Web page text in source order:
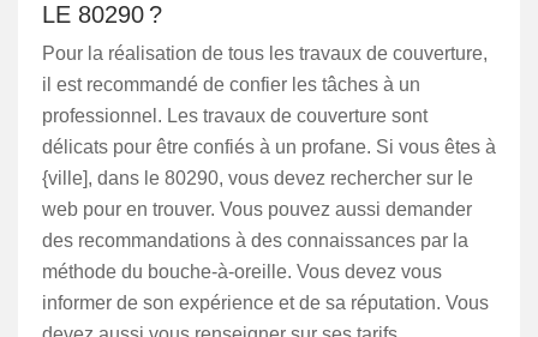
LE 80290 ?
Pour la réalisation de tous les travaux de couverture,
il est recommandé de confier les tâches à un
professionnel. Les travaux de couverture sont
délicats pour être confiés à un profane. Si vous êtes à
{ville], dans le 80290, vous devez rechercher sur le
web pour en trouver. Vous pouvez aussi demander
des recommandations à des connaissances par la
méthode du bouche-à-oreille. Vous devez vous
informer de son expérience et de sa réputation. Vous